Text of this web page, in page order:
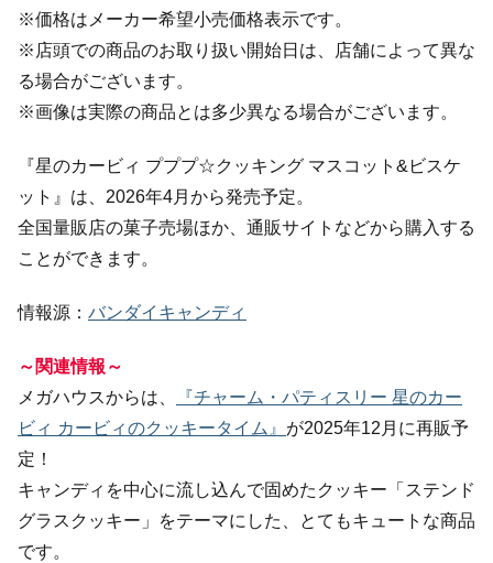
※価格はメーカー希望小売価格表示です。
※店頭での商品のお取り扱い開始日は、店舗によって異な
る場合がございます。
※画像は実際の商品とは多少異なる場合がございます。
『星のカービィ プププ☆クッキング マスコット&ビスケ
ット』は、2026年4月から発売予定。
全国量販店の菓子売場ほか、通販サイトなどから購入する
ことができます。
情報源： バンダイキャンディ
～関連情報～
メガハウスからは、
『チャーム・パティスリー 星のカー
ビィ カービィのクッキータイム』 が2025年12月に再販予
定！
キャンディを中心に流し込んで固めたクッキー「ステンド
グラスクッキー」をテーマにした、とてもキュートな商品
です。